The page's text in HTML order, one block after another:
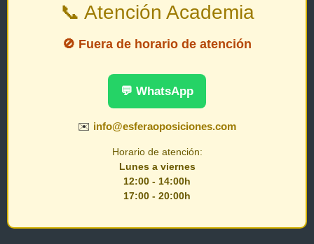
📞 Atención Academia
🚫 Fuera de horario de atención
💬 WhatsApp
✉️ info@esferaoposiciones.com
Horario de atención:
Lunes a viernes
12:00 - 14:00h
17:00 - 20:00h